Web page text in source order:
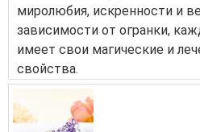
миролюбия, искренности и
зависимости от огранки,
имеет свои магические и
свойства.